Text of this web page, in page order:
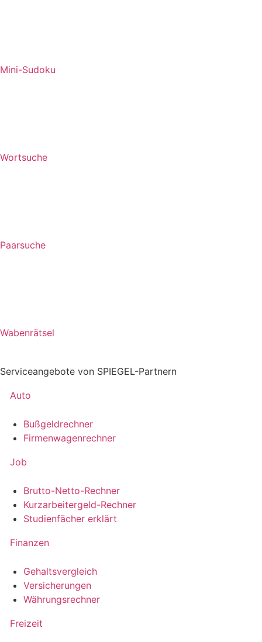
Mini-Sudoku
Wortsuche
Paarsuche
Wabenrätsel
Serviceangebote von SPIEGEL-Partnern
Auto
Bußgeldrechner
Firmenwagenrechner
Job
Brutto-Netto-Rechner
Kurzarbeitergeld-Rechner
Studienfächer erklärt
Finanzen
Gehaltsvergleich
Versicherungen
Währungsrechner
Freizeit